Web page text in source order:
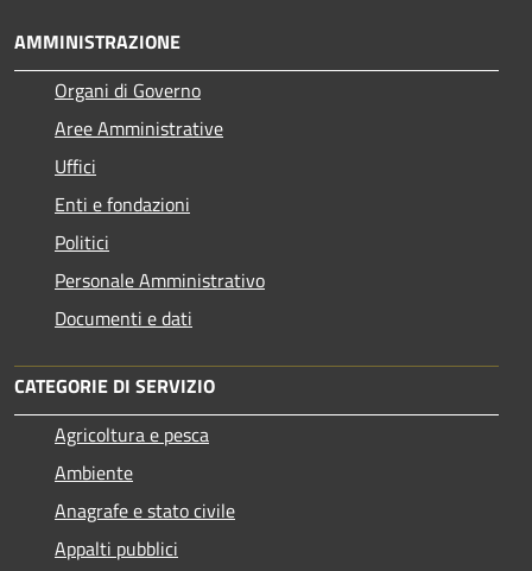
AMMINISTRAZIONE
Organi di Governo
Aree Amministrative
Uffici
Enti e fondazioni
Politici
Personale Amministrativo
Documenti e dati
CATEGORIE DI SERVIZIO
Agricoltura e pesca
Ambiente
Anagrafe e stato civile
Appalti pubblici